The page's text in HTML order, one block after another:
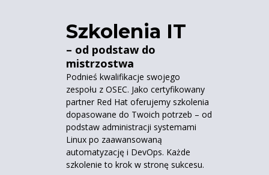
Szkolenia IT
– od podstaw do
mistrzostwa
Podnieś kwalifikacje swojego
zespołu z OSEC. Jako certyfikowany
partner Red Hat oferujemy szkolenia
dopasowane do Twoich potrzeb – od
podstaw administracji systemami
Linux po zaawansowaną
automatyzację i DevOps. Każde
szkolenie to krok w stronę sukcesu.